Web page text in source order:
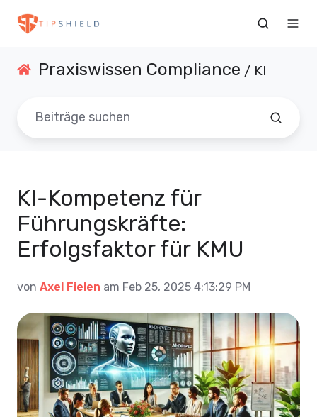
Praxiswissen Compliance / KI
KI-Kompetenz für
Führungskräfte:
Erfolgsfaktor für KMU
von Axel Fielen am Feb 25, 2025 4:13:29 PM